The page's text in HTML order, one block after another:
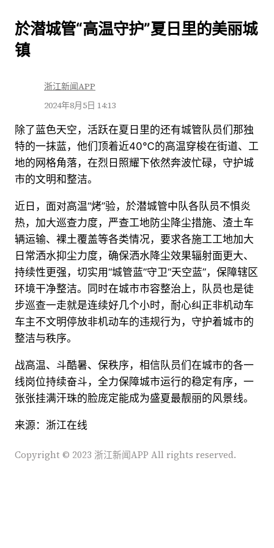
於潜城管“高温守护”夏日里的美丽城
镇
浙江新闻APP
2024年8月5日 14:13
除了蓝色天空，活跃在夏日里的还有城管队员们那独
特的一抹蓝，他们顶着近40℃的高温穿梭在街道、工
地的网格角落，在烈日照耀下依然奔波忙碌，守护城
市的文明和整洁。
近日，面对高温“烤”验，於潜城管中队各队员不惧炎
热，加大巡查力度，严查工地防尘降尘措施、渣土车
辆运输、裸土覆盖等各类情况，要求各施工工地加大
日常洒水抑尘力度，确保洒水降尘效果辐射面更大、
持续性更强，切实用“城管蓝”守卫“天空蓝”，保障辖区
环境干净整洁。同时在城市市容整治上，队员也是徒
步巡查一走就是连续好几个小时，耐心纠正非机动车
车主不文明停放非机动车的违规行为，守护着城市的
整洁与秩序。
战高温、斗酷暑、保秩序，相信队员们在城市的各一
线岗位持续奋斗，全力保障城市运行的稳定有序，一
张张挂满汗珠的脸庞定能成为盛夏最靓丽的风景线。
来源：浙江在线
Copyright © 2023 浙江新闻APP All rights reserved.